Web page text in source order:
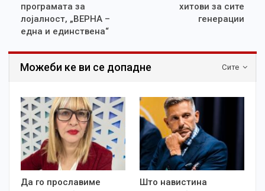
програмата за
лојалност, „ВЕРНА –
една и единствена“
хитови за сите
генерации
Сите
Можеби ке ви се допадне
Да го прославиме
Што навистина